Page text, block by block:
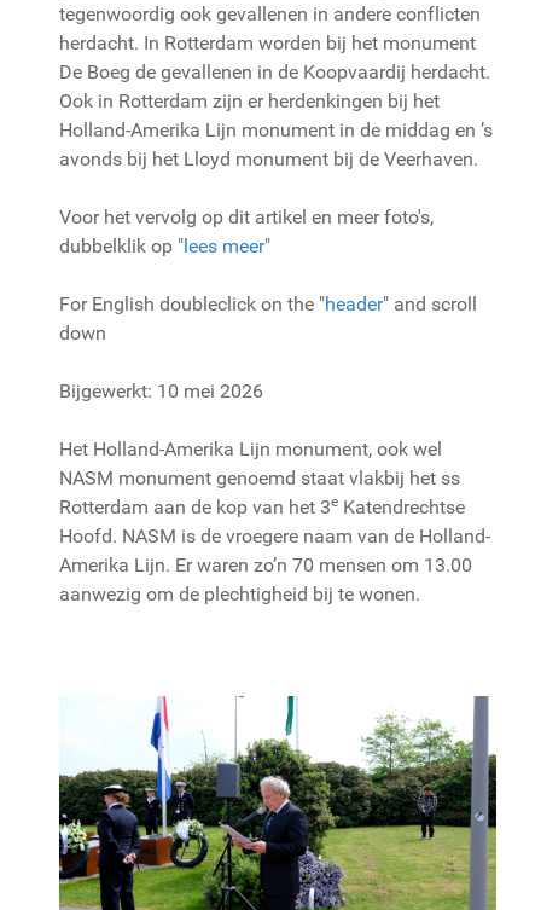
tegenwoordig ook gevallenen in andere conflicten
herdacht. In Rotterdam worden bij het monument
De Boeg de gevallenen in de Koopvaardij herdacht.
Ook in Rotterdam zijn er herdenkingen bij het
Holland-Amerika Lijn monument in de middag en ’s
avonds bij het Lloyd monument bij de Veerhaven.
Voor het vervolg op dit artikel en meer foto's,
dubbelklik op "lees meer"
For English doubleclick on the "header" and scroll
down
Bijgewerkt: 10 mei 2026
Het Holland-Amerika Lijn monument, ook wel
NASM monument genoemd staat vlakbij het ss
Rotterdam aan de kop van het 3e Katendrechtse
Hoofd. NASM is de vroegere naam van de Holland-
Amerika Lijn. Er waren zo’n 70 mensen om 13.00
aanwezig om de plechtigheid bij te wonen.